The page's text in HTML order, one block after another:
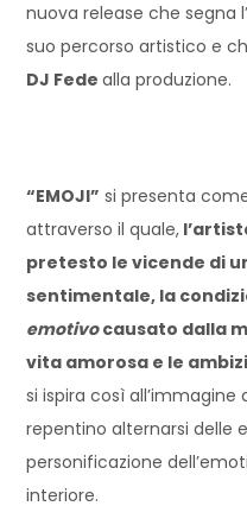
nuova release che segna
suo percorso artistico e
DJ Fedealla produzione.
“EMOJI” si presenta
attraverso il quale,
pretesto le vicende di
sentimentale, la
emotivocausato dalla
vita amorosa e le
si ispira così all’immagine
repentino alternarsi delle
personificazione
interiore.